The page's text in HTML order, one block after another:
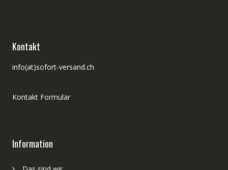
Kontakt
info(at)sofort-versand.ch
Kontakt Formular
Information